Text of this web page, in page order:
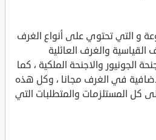
و التي تحتوي على أنواع الغرف
والغرف العائلية
الجونيور والاجنحة الملكية ، كما
في الغرف مجانا ، وكل هذه
كل المستلزمات والمتطلبات التي